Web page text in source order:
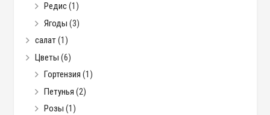
Редис(1)
Ягоды (3)
салат(1)
Цветы (6)
Гортензия (1)
Петунья (2)
Розы (1)